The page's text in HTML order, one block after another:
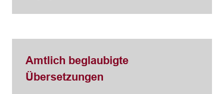
Amtlich beglaubigte
Übersetzungen